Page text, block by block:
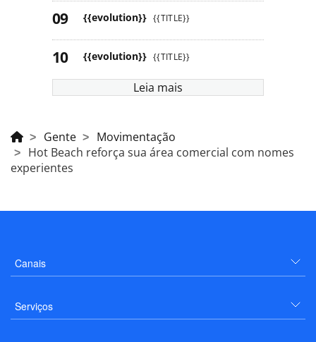
{{evolution}} {{TITLE}}
{{evolution}} {{TITLE}}
Leia mais
Gente
Movimentação
Hot Beach reforça sua área comercial com nomes
experientes
Canais
Serviços